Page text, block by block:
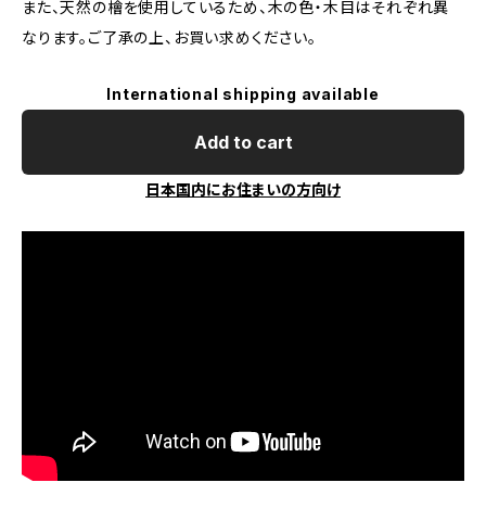
また、天然の檜を使用しているため、木の色・木目はそれぞれ異
なります。ご了承の上、お買い求めください。
International shipping available
Add to cart
日本国内にお住まいの方向け